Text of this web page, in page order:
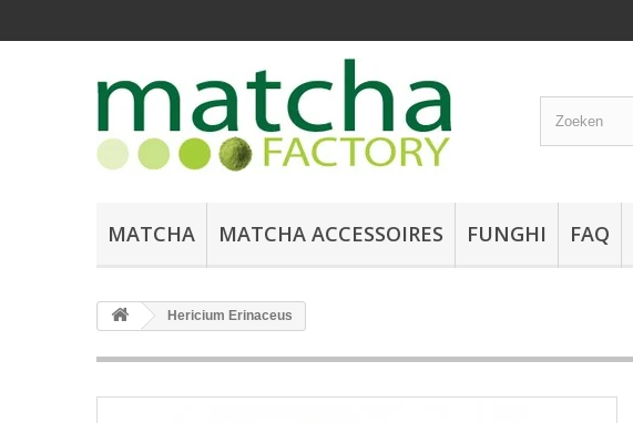
MATCHA MATCHA ACCESSOIRES FUNGHI FAQ
Hericium Erinaceus